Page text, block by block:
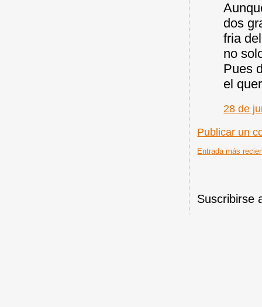
dos
fria
no
Pues
el
28 de
Publicar un
Entrada más
Suscribirse